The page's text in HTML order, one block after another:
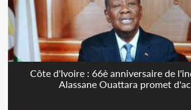
Côte d'Ivoire : 66è anniversaire de
Alassane Ouattara promet